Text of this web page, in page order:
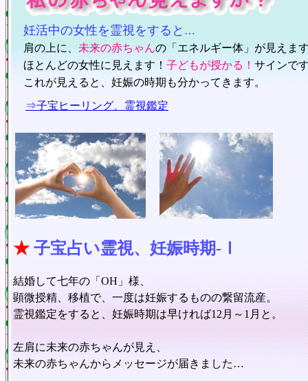
妊活中の女性を霊視をすると …
肩の上に、 未来の赤ちゃんの「エネルギー体」が見えま
ほとんどの女性に見えます！子どもが授かる！サインで
これが見えると、妊娠の時期も分かってきます。
⇒子宝ヒーリング、霊視鑑定
★子宝占い霊視、妊娠時期-Ⅰ
結婚して七年の「OH」様、
顕微授精、移植で、一度は妊娠するものの繋留流産。
霊視鑑定をすると、妊娠時期は早ければ12月～1月と。
左肩に未来の赤ちゃんが見え、
未来の赤ちゃんからメッセージが届きました…